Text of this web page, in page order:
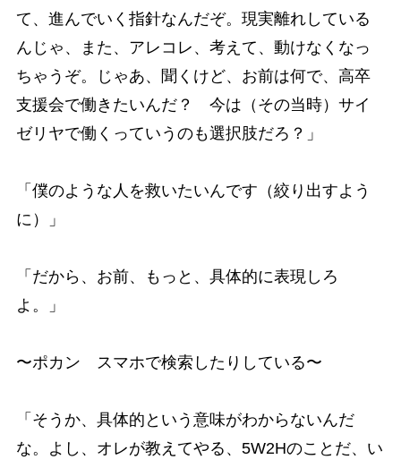
て、進んでいく指針なんだぞ。現実離れしている
んじゃ、また、アレコレ、考えて、動けなくなっ
ちゃうぞ。じゃあ、聞くけど、お前は何で、高卒
支援会で働きたいんだ？ 今は（その当時）サイ
ゼリヤで働くっていうのも選択肢だろ？」
「僕のような人を救いたいんです（絞り出すよう
に）」
「だから、お前、もっと、具体的に表現しろ
よ。」
〜ポカン スマホで検索したりしている〜
「そうか、具体的という意味がわからないんだ
な。よし、オレが教えてやる、5W2Hのことだ、い